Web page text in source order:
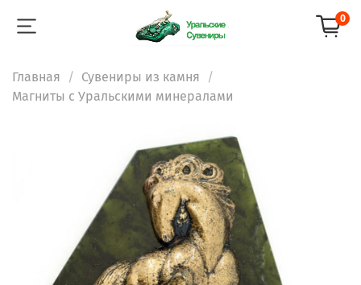
0
Главная
Сувениры из камня
Магниты с Уральскими минералами